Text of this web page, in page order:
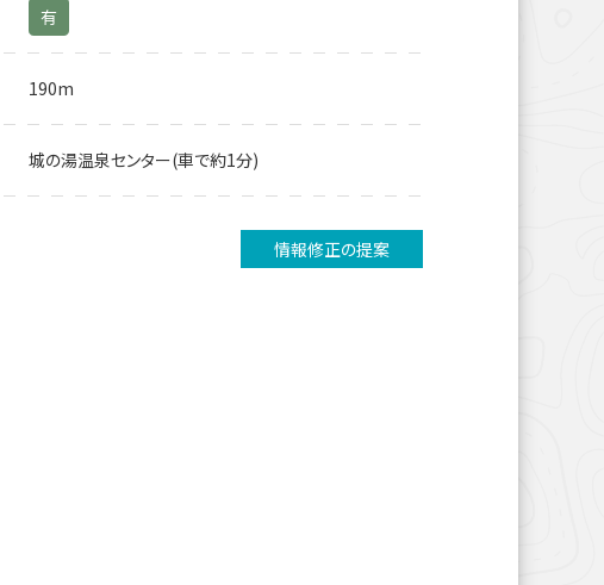
有
190m
城の湯温泉センター(車で約1分)
情報修正の提案